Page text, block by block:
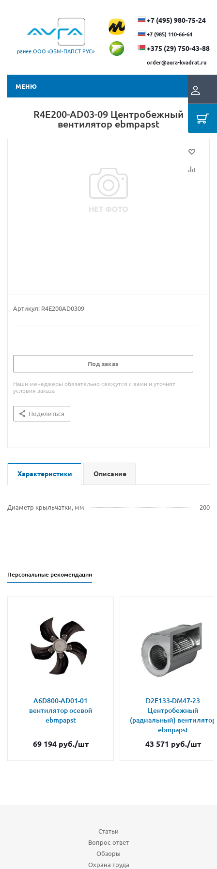
ранее ООО «ЭБМ‑ПАПСТ РУС»
+7 (495) 980-75-24
+7 (985) 110-66-64
+375 (29) ​750-43-88
order@aura-kvadrat.ru
МЕНЮ
R4E200-AD03-09 Центробежный
вентилятор ebmpapst
Артикул: R4E200AD0309
Под заказ
Наши менеджеры обязательно свяжутся с вами и уточнят
условия заказа
Поделиться
Характеристики Описание
Диаметр крыльчатки, мм 200
Персональные рекомендации
A6D800-AD01-01
вентилятор осевой
ebmpapst
69 194руб./шт
D2E133-DM47-23
Центробежный
(радиальный) вентилятор
ebmpapst
43 571 руб./шт
Статьи
Вопрос-ответ
Обзоры
Охрана труда